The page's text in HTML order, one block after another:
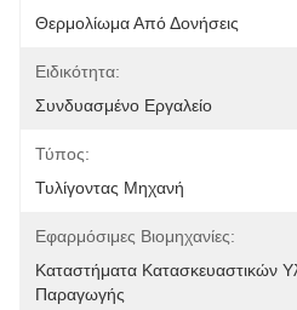
Θερμολίωμα Από Δονήσεις
Ειδικότητα:
Συνδυασμένο Εργαλείο
Τύπος:
Τυλίγοντας Μηχανή
Εφαρμόσιμες Βιομηχανίες:
Καταστήματα Κατασκευαστικών
Παραγωγής